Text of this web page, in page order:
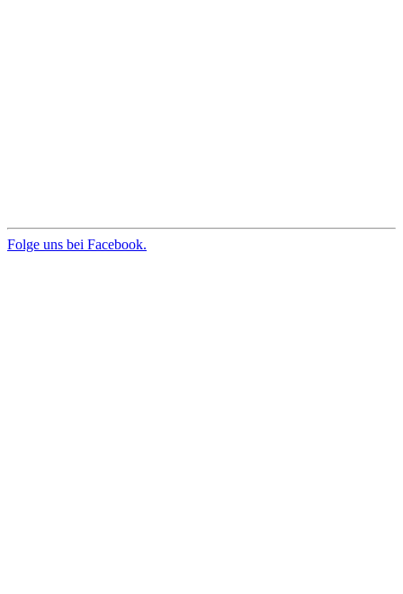
Folge uns bei Facebook.